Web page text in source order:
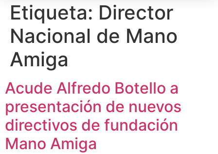
Etiqueta: Director
Nacional de Mano
Amiga
Acude Alfredo Botello a
presentación de nuevos
directivos de fundación
Mano Amiga